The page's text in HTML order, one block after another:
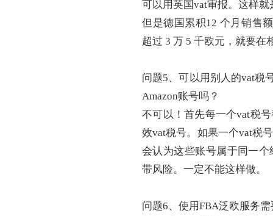
可以用英国vat审报。这样
但是德国累积12 个月销售
超过 3 万 5 千欧元，就要在
问题5、可以用别人的vat税
Amazon账号吗？
不可以！首先每一个vat税
效vat税号。如果一个vat税
会认为这些账号属于同一
带风险。一定不能这样做。
问题6、使用FBA泛欧服务